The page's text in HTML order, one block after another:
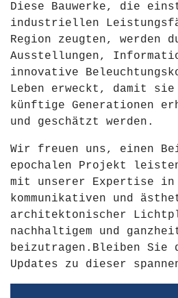
Diese Bauwerke, die
industriellen
Region zeugten, werden
Ausstellungen,
innovative
Leben erweckt, damit
künftige Generationen
und geschätzt werden.
Wir freuen uns, einen
epochalen Projekt
mit unserer Expertise in
kommunikativen und
architektonischer
nachhaltigem und
beizutragen.Bleiben Sie
Updates zu dieser